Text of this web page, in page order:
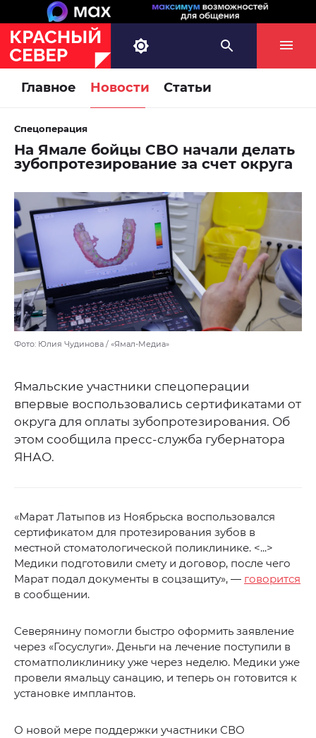
Главное Новости Статьи
Спецоперация
На Ямале бойцы СВО начали делать
зубопротезирование за счет округа
Фото: Юлия Чудинова / «Ямал-Медиа»
Ямальские участники спецоперации
впервые воспользовались сертификатами от
округа для оплаты зубопротезирования. Об
этом сообщила пресс-служба губернатора
ЯНАО.
«Марат Латыпов из Ноябрьска воспользовался
сертификатом для протезирования зубов в
местной стоматологической поликлинике. <...>
Медики подготовили смету и договор, после чего
Марат подал документы в соцзащиту», — говорится
в сообщении.
Северянину помогли быстро оформить заявление
через «Госуслуги». Деньги на лечение поступили в
стоматполиклинику уже через неделю. Медики уже
провели ямальцу санацию, и теперь он готовится к
установке имплантов.
О новой мере поддержки участники СВО